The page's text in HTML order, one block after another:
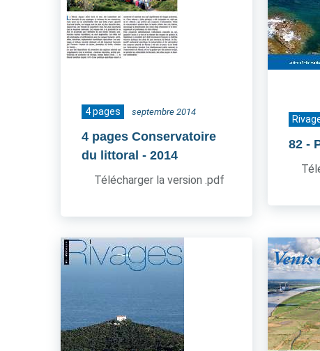
4 pages septembre 2014
4 pages Conservatoire
du littoral - 2014
Télécharger la version .pdf
82 -